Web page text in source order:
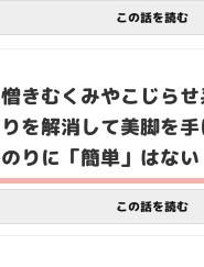
この話を読む
憎きむくみやこじら
りを解消して美脚を
のりに「簡単」はない
この話を読む